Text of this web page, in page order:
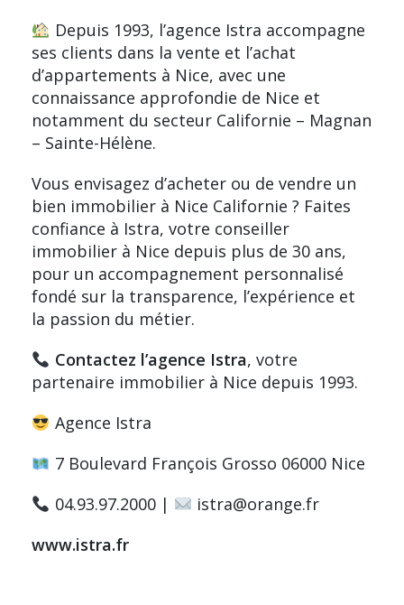
Depuis 1993, l’agence Istra accompagne
ses clients dans la vente et l’achat
d’appartements à Nice, avec une
connaissance approfondie de Nice et
notamment du secteur Californie – Magnan
– Sainte-Hélène.
Vous envisagez d’acheter ou de vendre un
bien immobilier à Nice Californie ? Faites
confiance à Istra, votre conseiller
immobilier à Nice depuis plus de 30 ans,
pour un accompagnement personnalisé
fondé sur la transparence, l’expérience et
la passion du métier.
Contactez l’agence Istra, votre
partenaire immobilier à Nice depuis 1993.
Agence Istra
7 Boulevard François Grosso 06000 Nice
04.93.97.2000 |
istra@orange.fr
www.istra.fr